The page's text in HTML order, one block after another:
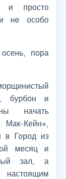
и просто
не особо
пора
бурбон и
начать
Кейн»,
в Город из
месяц и
зал, а
настоящим